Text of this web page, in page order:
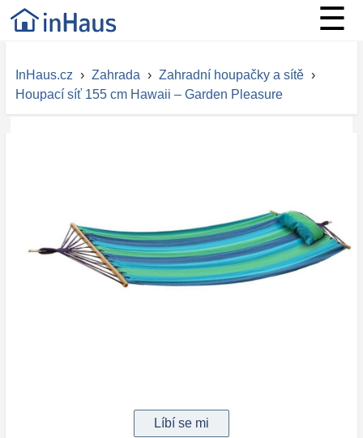
☰
InHaus.cz › Zahrada › Zahradní houpačky a sítě ›
Houpací síť 155 cm Hawaii – Garden Pleasure